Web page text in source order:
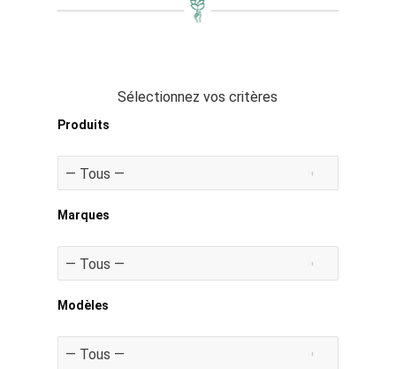
Sélectionnez vos critères
Produits
Marques
Modèles